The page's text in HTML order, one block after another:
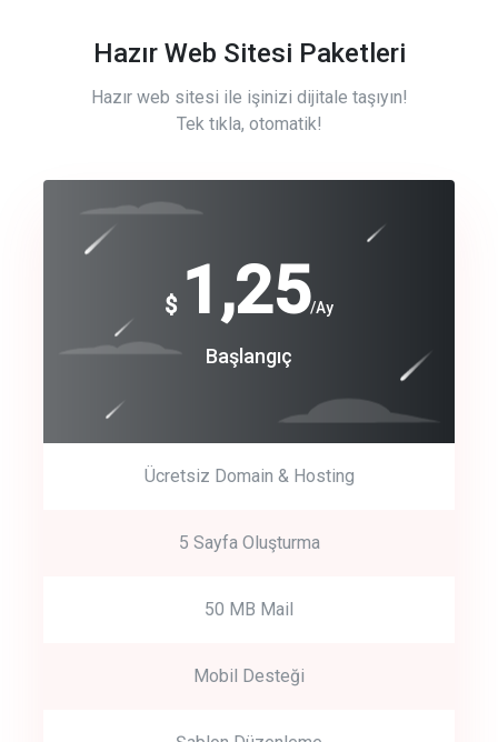
Hazır Web Sitesi Paketleri
Hazır web sitesi ile işinizi dijitale taşıyın!
Tek tıkla, otomatik!
$ 1,25/Ay
Başlangıç
Ücretsiz Domain & Hosting
5 Sayfa Oluşturma
50 MB Mail
Mobil Desteği
Free
Basic